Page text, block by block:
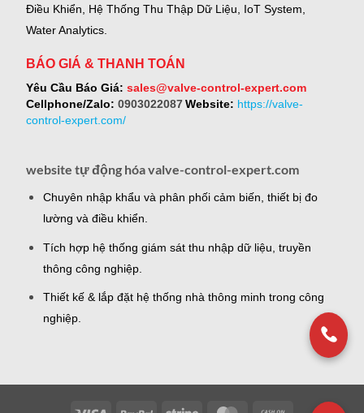
Điều Khiển, Hệ Thống Thu Thập Dữ Liệu, IoT System,
Water Analytics.
BÁO GIÁ & THANH TOÁN
Yêu Cầu Báo Giá: sales@valve-control-expert.com
Cellphone/Zalo: 0903022087 Website: https://valve-
control-expert.com/
website tự động hóa valve-control-expert.com
Chuyên nhập khẩu và phân phối cảm biến, thiết bị đo
lường và điều khiển.
Tích hợp hệ thống giám sát thu nhập dữ liệu, truyền
thông công nghiệp.
Thiết kế & lắp đặt hệ thống nhà thông minh trong công
nghiệp.